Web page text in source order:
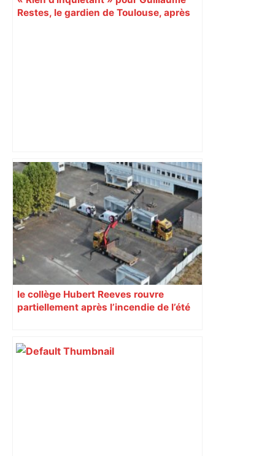
Restes, le gardien de Toulouse, après
"C'est la reprise des bouchons et c'est
horrible", plus de 17 km de
ralentissements autour de Toulouse ce
jeudi matin, on vous donne les
secteurs à éviter – ladepeche.fr
le collège Hubert Reeves rouvre
partiellement après l’incendie de l’été